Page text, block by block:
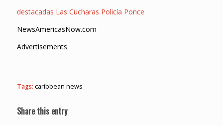
destacadas Las Cucharas Policía Ponce
NewsAmericasNow.com
Advertisements
Tags: caribbean news
Share this entry